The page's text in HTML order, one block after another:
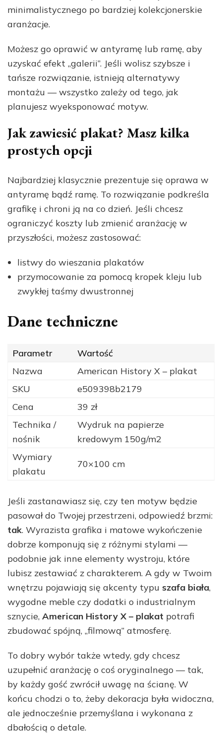
minimalistycznego po bardziej kolekcjonerskie
aranżacje.
Możesz go oprawić w antyramę lub ramę, aby
uzyskać efekt „galerii”. Jeśli wolisz szybsze i
tańsze rozwiązanie, istnieją alternatywy
montażu — wszystko zależy od tego, jak
planujesz wyeksponować motyw.
Jak zawiesić plakat? Masz kilka
prostych opcji
Najbardziej klasycznie prezentuje się oprawa w
antyramę bądź ramę. To rozwiązanie podkreśla
grafikę i chroni ją na co dzień. Jeśli chcesz
ograniczyć koszty lub zmienić aranżację w
przyszłości, możesz zastosować:
listwy do wieszania plakatów
przymocowanie za pomocą kropek kleju lub
zwykłej taśmy dwustronnej
Dane techniczne
Parametr
Wartość
Nazwa
American History X – plakat
SKU
e509398b2179
Cena
39 zł
Technika /
nośnik
Wydruk na papierze
kredowym 150g/m2
Wymiary
plakatu
70×100 cm
Jeśli zastanawiasz się, czy ten motyw będzie
pasował do Twojej przestrzeni, odpowiedź brzmi:
tak. Wyrazista grafika i matowe wykończenie
dobrze komponują się z różnymi stylami —
podobnie jak inne elementy wystroju, które
lubisz zestawiać z charakterem. A gdy w Twoim
wnętrzu pojawiają się akcenty typu szafa biała,
wygodne meble czy dodatki o industrialnym
sznycie, American History X – plakat potrafi
zbudować spójną, „filmową” atmosferę.
To dobry wybór także wtedy, gdy chcesz
uzupełnić aranżację o coś oryginalnego — tak,
by każdy gość zwrócił uwagę na ścianę. W
końcu chodzi o to, żeby dekoracja była widoczna,
ale jednocześnie przemyślana i wykonana z
dbałością o detale.